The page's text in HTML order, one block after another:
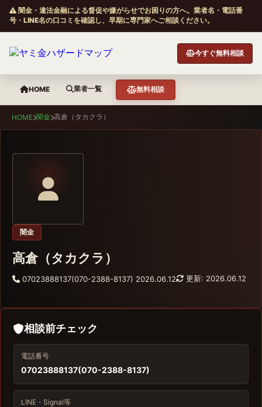
闇金・違法金融による督促や嫌がらせでお困りの方へ。業者名・電話番
号・LINE名の口コミを確認し、早期に専門家へご相談ください。
今すぐ無料相談
HOME 業者一覧 無料相談
HOME 闇金 高倉（タカクラ）
闇金
高倉（タカクラ）
07023888137(070-2388-8137) 2026.06.12 更新: 2026.06.12
相談前チェック
電話番号
07023888137(070-2388-8137)
LINE・Signal等